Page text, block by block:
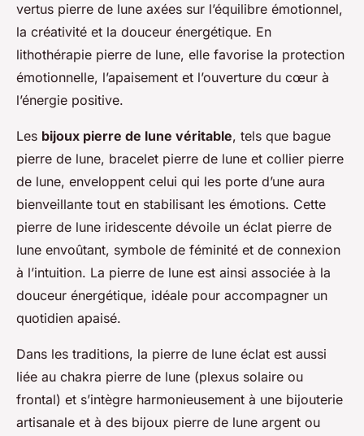
vertus pierre de lune axées sur l’équilibre émotionnel,
la créativité et la douceur énergétique. En
lithothérapie pierre de lune, elle favorise la protection
émotionnelle, l’apaisement et l’ouverture du cœur à
l’énergie positive.
Les bijoux pierre de lune véritable, tels que bague
pierre de lune, bracelet pierre de lune et collier pierre
de lune, enveloppent celui qui les porte d’une aura
bienveillante tout en stabilisant les émotions. Cette
pierre de lune iridescente dévoile un éclat pierre de
lune envoûtant, symbole de féminité et de connexion
à l’intuition. La pierre de lune est ainsi associée à la
douceur énergétique, idéale pour accompagner un
quotidien apaisé.
Dans les traditions, la pierre de lune éclat est aussi
liée au chakra pierre de lune (plexus solaire ou
frontal) et s’intègre harmonieusement à une bijouterie
artisanale et à des bijoux pierre de lune argent ou